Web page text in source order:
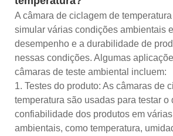
A câmara de ciclagem de
simular várias condições ambientais
desempenho e a durabilidade de
nessas condições. Algumas
câmaras de teste ambiental incluem:
1. Testes do produto: As câmaras de
temperatura são usadas para testar o
confiabilidade dos produtos em
ambientais, como temperatura,